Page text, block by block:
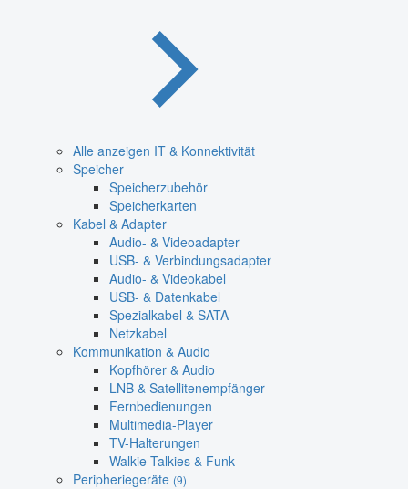
Alle anzeigen IT & Konnektivität
Speicher
Speicherzubehör
Speicherkarten
Kabel & Adapter
Audio- & Videoadapter
USB- & Verbindungsadapter
Audio- & Videokabel
USB- & Datenkabel
Spezialkabel & SATA
Netzkabel
Kommunikation & Audio
Kopfhörer & Audio
LNB & Satellitenempfänger
Fernbedienungen
Multimedia-Player
TV-Halterungen
Walkie Talkies & Funk
Peripheriegeräte (9)